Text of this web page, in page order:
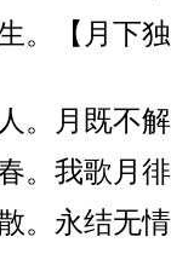
。【月下
。月既不
。我歌月
。永结无